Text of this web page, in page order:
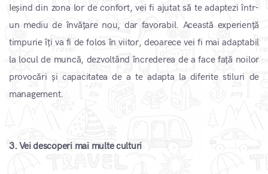
Ieșind din zona lor de confort, vei fi ajutat să te adaptezi într-
un mediu de învățare nou, dar favorabil. Această experiență
timpurie îți va fi de folos în viitor, deoarece vei fi mai adaptabil
la locul de muncă, dezvoltând încrederea de a face față noilor
provocări și capacitatea de a te adapta la diferite stiluri de
management.
3. Vei descoperi mai multe culturi